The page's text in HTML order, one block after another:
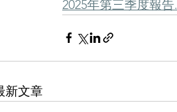
2025年第三季度報告
新文章